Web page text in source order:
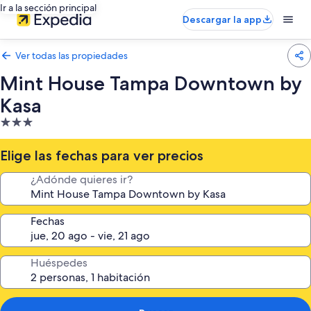
Ir a la sección principal
Descargar la app
Ver todas las propiedades
Mint House Tampa Downtown by
Kasa
Propiedad
de
3.0
estrellas
Elige las fechas para ver precios
¿Adónde quieres ir?
Fechas
Huéspedes